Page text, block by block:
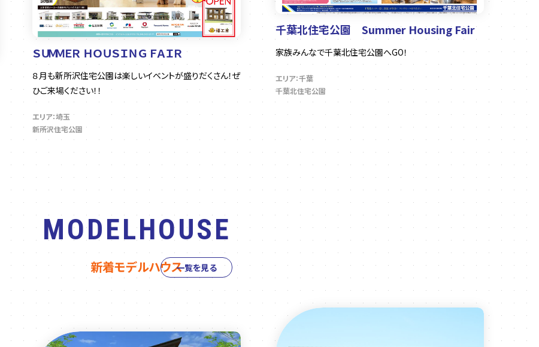
ＳＵＭＭＥＲ ＨＯＵＳＩＮＧ ＦＡＩＲ
８月も新所沢住宅公園は楽しいイベントが盛りだくさん！ぜ
ひご来場ください！！
エリア：埼玉
新所沢住宅公園
千葉北住宅公園 Summer Housing Fair
家族みんなで千葉北住宅公園へGO！
エリア：千葉
千葉北住宅公園
MODELHOUSE
新着モデルハウス一覧を見る